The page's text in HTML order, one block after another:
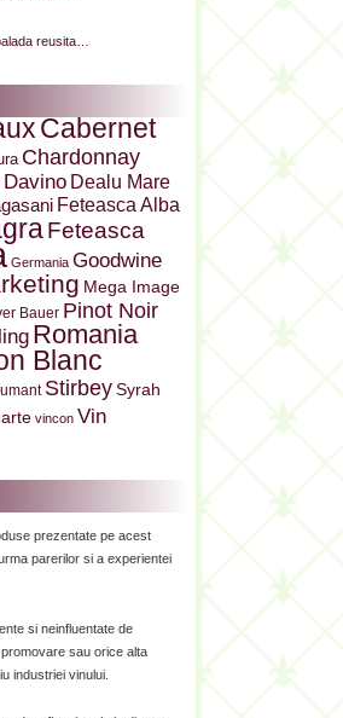
reusita…
Cabernet
Chardonnay
Davino Dealu Mare
Feteasca Alba
Feteasca
Germania Goodwine
Mega Image
Bauer Pinot Noir
Romania
Blanc
Stirbey Syrah
vincon Vin
prezentate pe acest
parerilor si a experientei
si neinfluentate de
sau orice alta
industriei vinului.